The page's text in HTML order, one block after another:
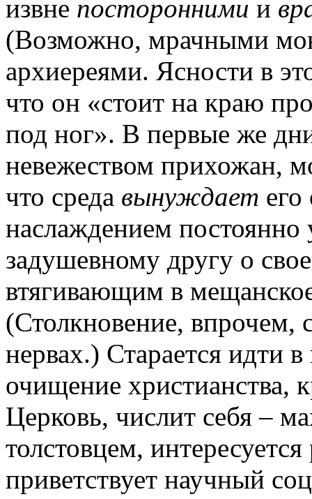
извне посторонними и
(Возможно, мрачными
архиереями. Ясности в
что он «стоит на краю
под ног». В первые же
невежеством прихожан,
что среда вынуждает
наслаждением
задушевному другу о
втягивающим в
(Столкновение, впрочем,
нервах.) Старается идти
очищение христианства,
Церковь, числит себя –
толстовцем,
приветствует научный